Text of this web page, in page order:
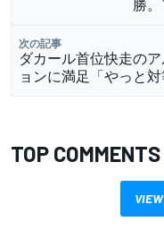
勝
次の記事
ダカール首位快走の
ョンに満足「やっと
TOP COMMENTS